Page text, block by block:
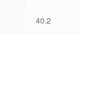
40.2